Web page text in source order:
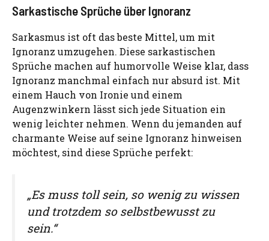
Sarkastische Sprüche über Ignoranz
Sarkasmus ist oft das beste Mittel, um mit
Ignoranz umzugehen. Diese sarkastischen
Sprüche machen auf humorvolle Weise klar, dass
Ignoranz manchmal einfach nur absurd ist. Mit
einem Hauch von Ironie und einem
Augenzwinkern lässt sich jede Situation ein
wenig leichter nehmen. Wenn du jemanden auf
charmante Weise auf seine Ignoranz hinweisen
möchtest, sind diese Sprüche perfekt:
„Es muss toll sein, so wenig zu wissen
und trotzdem so selbstbewusst zu
sein.“